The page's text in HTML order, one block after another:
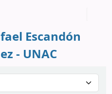
Escandón
- UNAC